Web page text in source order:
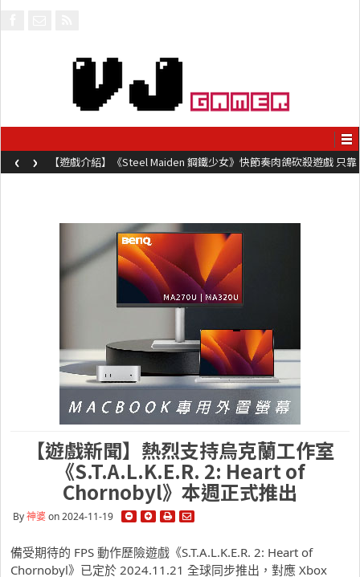
【遊戲介紹】《Steel Maiden 鋼鐵少女》快節奏肉鴿砍殺遊戲 只靠
兩鍵操作動作極致流暢試玩上架中
‹ ›
【遊戲新聞】熱烈支持烏克蘭工作室
《S.T.A.L.K.E.R. 2: Heart of
Chornobyl》本週正式推出
By神婆on 2024-11-19
備受期待的 FPS 動作歷險遊戲《S.T.A.L.K.E.R. 2: Heart of
Chornobyl》已定於 2024.11.21 全球同步推出，對應 Xbox